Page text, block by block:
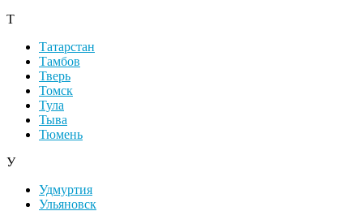
Т
Татарстан
Тамбов
Тверь
Томск
Тула
Тыва
Тюмень
У
Удмуртия
Ульяновск